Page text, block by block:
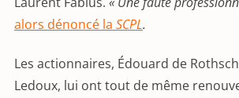
alors dénoncé la SCPL.
Les actionnaires, Édouard de
Ledoux, lui ont tout de même